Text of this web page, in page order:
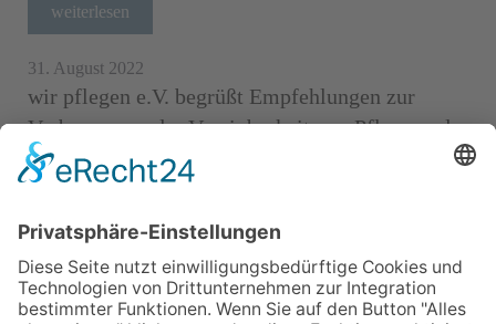
weiterlesen
31. August 2022
wir pflegen e.V. begrüßt Empfehlungen zur
Verbesserung der Vereinbarkeit von Pflege und
Beruf
Pflege und Beruf hat mehrere Forderungen des
Bundesverbandes wir pflegen e.V. in einen Bericht
aufgenommen, dazu gehört auch das sogenannte